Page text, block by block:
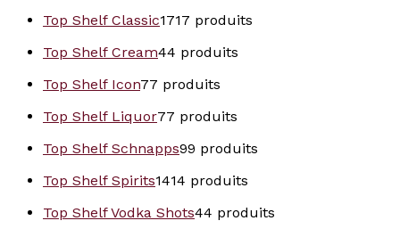
Top Shelf Classic1717 produits
Top Shelf Cream44 produits
Top Shelf Icon77 produits
Top Shelf Liquor77 produits
Top Shelf Schnapps99 produits
Top Shelf Spirits1414 produits
Top Shelf Vodka Shots44 produits